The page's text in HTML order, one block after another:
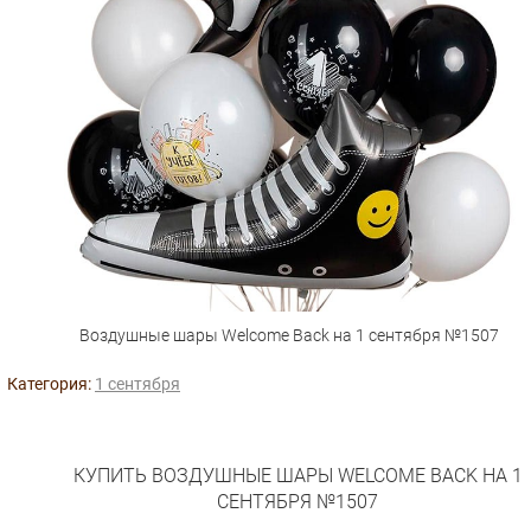
Воздушные шары Welcome Back на 1 сентября №1507
Категория: 1 сентября
КУПИТЬ ВОЗДУШНЫЕ ШАРЫ WELCOME BACK НА 1
СЕНТЯБРЯ №1507